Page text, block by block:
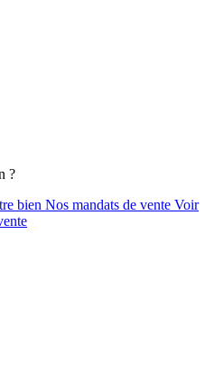
?
bien Nos mandats de vente Voir